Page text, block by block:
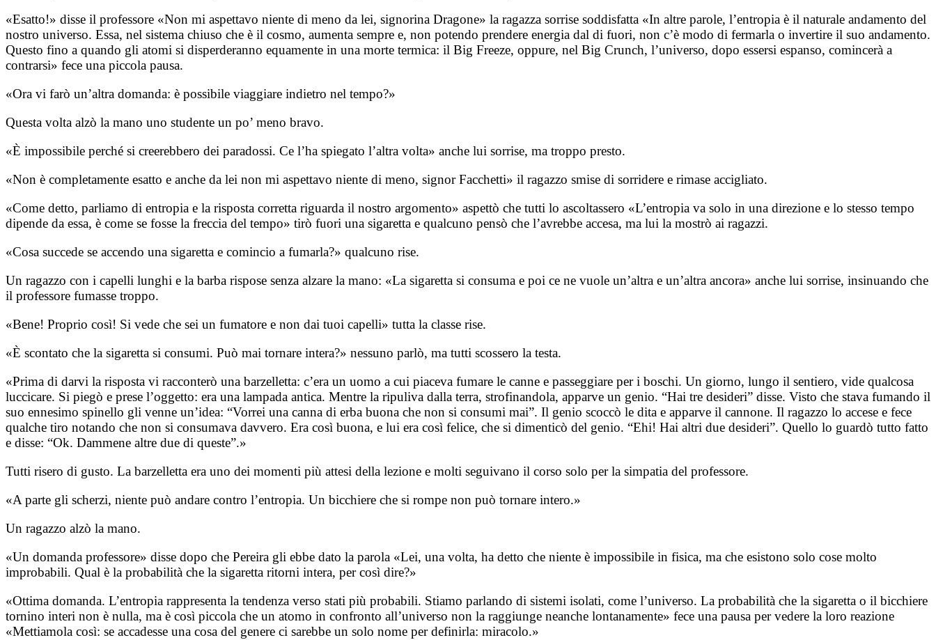
«Esatto!» disse il professore «Non mi aspettavo niente di meno da lei, signorina Dragone» la ragazza sorrise soddisfatta «In altre parole, l’entropia è il naturale andamento del
nostro universo. Essa, nel sistema chiuso che è il cosmo, aumenta sempre e, non potendo prendere energia dal di fuori, non c’è modo di fermarla o invertire il suo andamento.
Questo fino a quando gli atomi si disperderanno equamente in una morte termica: il Big Freeze, oppure, nel Big Crunch, l’universo, dopo essersi espanso, comincerà a
contrarsi» fece una piccola pausa.
«Ora vi farò un’altra domanda: è possibile viaggiare indietro nel tempo?»
Questa volta alzò la mano uno studente un po’ meno bravo.
«È impossibile perché si creerebbero dei paradossi. Ce l’ha spiegato l’altra volta» anche lui sorrise, ma troppo presto.
«Non è completamente esatto e anche da lei non mi aspettavo niente di meno, signor Facchetti» il ragazzo smise di sorridere e rimase accigliato.
«Come detto, parliamo di entropia e la risposta corretta riguarda il nostro argomento» aspettò che tutti lo ascoltassero «L’entropia va solo in una direzione e lo stesso tempo
dipende da essa, è come se fosse la freccia del tempo» tirò fuori una sigaretta e qualcuno pensò che l’avrebbe accesa, ma lui la mostrò ai ragazzi.
«Cosa succede se accendo una sigaretta e comincio a fumarla?» qualcuno rise.
Un ragazzo con i capelli lunghi e la barba rispose senza alzare la mano: «La sigaretta si consuma e poi ce ne vuole un’altra e un’altra ancora» anche lui sorrise, insinuando che
il professore fumasse troppo.
«Bene! Proprio così! Si vede che sei un fumatore e non dai tuoi capelli» tutta la classe rise.
«È scontato che la sigaretta si consumi. Può mai tornare intera?» nessuno parlò, ma tutti scossero la testa.
«Prima di darvi la risposta vi racconterò una barzelletta: c’era un uomo a cui piaceva fumare le canne e passeggiare per i boschi. Un giorno, lungo il sentiero, vide qualcosa
luccicare. Si piegò e prese l’oggetto: era una lampada antica. Mentre la ripuliva dalla terra, strofinandola, apparve un genio. “Hai tre desideri” disse. Visto che stava fumando il
suo ennesimo spinello gli venne un’idea: “Vorrei una canna di erba buona che non si consumi mai”. Il genio scoccò le dita e apparve il cannone. Il ragazzo lo accese e fece
qualche tiro notando che non si consumava davvero. Era così buona, e lui era così felice, che si dimenticò del genio. “Ehi! Hai altri due desideri”. Quello lo guardò tutto fatto
e disse: “Ok. Dammene altre due di queste”.»
Tutti risero di gusto. La barzelletta era uno dei momenti più attesi della lezione e molti seguivano il corso solo per la simpatia del professore.
«A parte gli scherzi, niente può andare contro l’entropia. Un bicchiere che si rompe non può tornare intero.»
Un ragazzo alzò la mano.
«Un domanda professore» disse dopo che Pereira gli ebbe dato la parola «Lei, una volta, ha detto che niente è impossibile in fisica, ma che esistono solo cose molto
improbabili. Qual è la probabilità che la sigaretta ritorni intera, per così dire?»
«Ottima domanda. L’entropia rappresenta la tendenza verso stati più probabili. Stiamo parlando di sistemi isolati, come l’universo. La probabilità che la sigaretta o il bicchiere
tornino interi non è nulla, ma è così piccola che un atomo in confronto all’universo non la raggiunge neanche lontanamente» fece una pausa per vedere la loro reazione
«Mettiamola così: se accadesse una cosa del genere ci sarebbe un solo nome per definirla: miracolo.»